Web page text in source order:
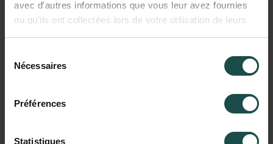
avec d'autres informations que vous leur avez fournies
ou qu'ils ont collectées lors de votre utilisation de leurs
Nécessaires
Préférences
Statistiques
d'une